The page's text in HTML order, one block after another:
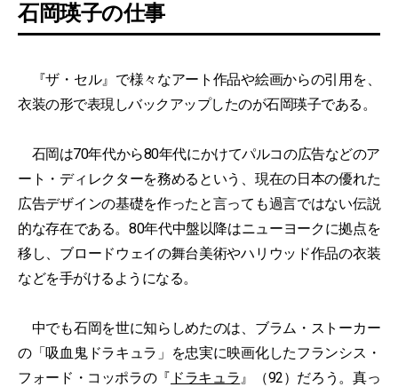
石岡瑛子の仕事
『ザ・セル』で様々なアート作品や絵画からの引用を、
衣装の形で表現しバックアップしたのが石岡瑛子である。
石岡は70年代から80年代にかけてパルコの広告などのア
ート・ディレクターを務めるという、現在の日本の優れた
広告デザインの基礎を作ったと言っても過言ではない伝説
的な存在である。80年代中盤以降はニューヨークに拠点を
移し、ブロードウェイの舞台美術やハリウッド作品の衣装
などを手がけるようになる。
中でも石岡を世に知らしめたのは、ブラム・ストーカー
の「吸血鬼ドラキュラ」を忠実に映画化したフランシス・
フォード・コッポラの『 ドラキュラ』（92）だろう。真っ